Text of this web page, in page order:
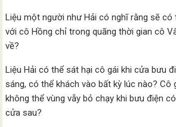
Liệu một người như Hải có nghĩ rằng sẽ có
với cô Hồng chỉ trong quãng thời gian cô
về?
Liệu Hải có thể sát hại cô gái khi cửa bưu
sáng, có thể khách vào bất kỳ lúc nào? Cô
không thể vùng vẫy bỏ chạy khi bưu điện
cửa sau?